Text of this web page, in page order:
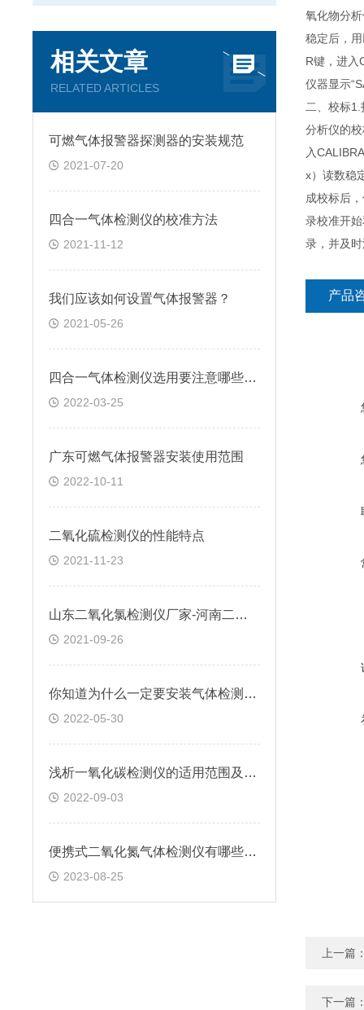
相关文章
RELATED ARTICLES
可燃气体报警器探测器的安装规范
2021-07-20
四合一气体检测仪的校准方法
2021-11-12
我们应该如何设置气体报警器？
2021-05-26
四合一气体检测仪选用要注意哪些要点？
2022-03-25
广东可燃气体报警器安装使用范围
2022-10-11
二氧化硫检测仪的性能特点
2021-11-23
山东二氧化氯检测仪厂家-河南二氧化氯检测仪价格多少钱
2021-09-26
你知道为什么一定要安装气体检测仪吗
2022-05-30
浅析一氧化碳检测仪的适用范围及环境
2022-09-03
便携式二氧化氮气体检测仪有哪些特点？
2023-08-25
氧化物分
稳定后，
R键，进入
仪器显示
二、校标
分析仪的
入
x）读数稳
成校标后
录校准开
录，并及
产品
上一篇
下一篇